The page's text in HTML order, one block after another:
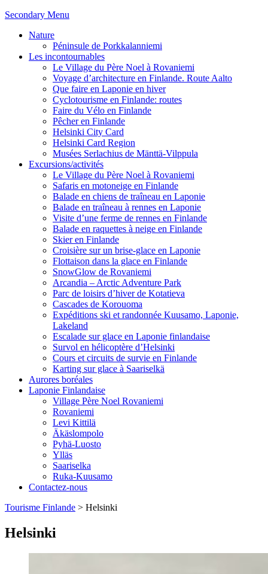
Secondary Menu
Nature
Péninsule de Porkkalanniemi
Les incontournables
Le Village du Père Noel à Rovaniemi
Voyage d’architecture en Finlande. Route Aalto
Que faire en Laponie en hiver
Cyclotourisme en Finlande: routes
Faire du Vélo en Finlande
Pêcher en Finlande
Helsinki City Card
Helsinki Card Region
Musées Serlachius de Mänttä-Vilppula
Excursions/activités
Le Village du Père Noel à Rovaniemi
Safaris en motoneige en Finlande
Balade en chiens de traîneau en Laponie
Balade en traîneau à rennes en Laponie
Visite d’une ferme de rennes en Finlande
Balade en raquettes à neige en Finlande
Skier en Finlande
Croisière sur un brise-glace en Laponie
Flottaison dans la glace en Finlande
SnowGlow de Rovaniemi
Arcandia – Arctic Adventure Park
Parc de loisirs d’hiver de Kotatieva
Cascades de Korouoma
Expéditions ski et randonnée Kuusamo, Laponie,
Lakeland
Escalade sur glace en Laponie finlandaise
Survol en hélicoptère d’Helsinki
Cours et circuits de survie en Finlande
Karting sur glace à Saariselkä
Aurores boréales
Laponie Finlandaise
Village Père Noel Rovaniemi
Rovaniemi
Levi Kittilä
Äkäslompolo
Pyhä-Luosto
Ylläs
Saariselka
Ruka-Kuusamo
Contactez-nous
Tourisme Finlande > Helsinki
Helsinki